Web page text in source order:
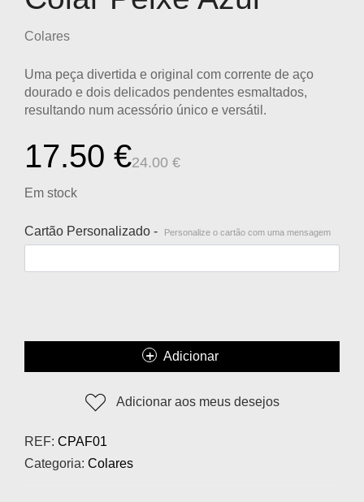
Colares
Uma peça divertida e original com corrente de aço
dourado e dois delicados pendentes esmaltados,
resultando num acessório único e versátil.
24.00 €
17.50 €
Em stock
Cartão Personalizado - Personalize o cartão com uma mensagem
Adicionar
Adicionar aos meus desejos
REF: CPAF01
Categoria: Colares